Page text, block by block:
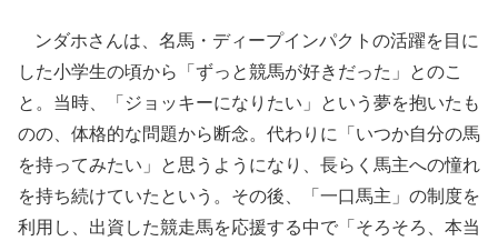
ンダホさんは、名馬・ディープインパクトの活躍を目に
した小学生の頃から「ずっと競馬が好きだった」とのこ
と。当時、「ジョッキーになりたい」という夢を抱いたも
のの、体格的な問題から断念。代わりに「いつか自分の馬
を持ってみたい」と思うようになり、長らく馬主への憧れ
を持ち続けていたという。その後、「一口馬主」の制度を
利用し、出資した競走馬を応援する中で「そろそろ、本当